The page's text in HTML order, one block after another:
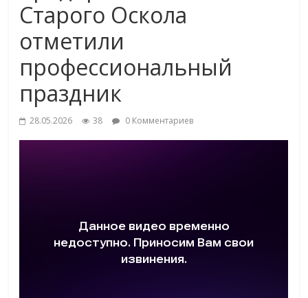
Старого Оскола
отметили
профессиональный
праздник
28.05.2026 38 0 Комментариев